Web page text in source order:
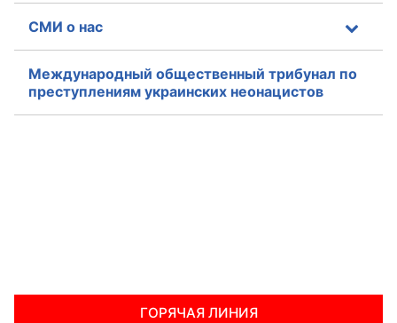
СМИ о нас
Международный общественный трибунал по
преступлениям украинских неонацистов
ГОРЯЧАЯ ЛИНИЯ